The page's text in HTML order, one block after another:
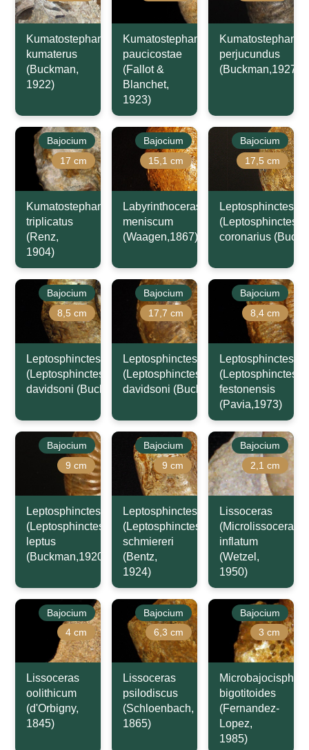
Kumatostephanus
kumaterus
(Buckman,
1922)
Kumatostephanus
paucicostae
(Fallot &
Blanchet,
1923)
Kumatostephanus
perjucundus
(Buckman,1927)
Bajocium
17 cm
Kumatostephanus
triplicatus
(Renz,
1904)
Bajocium
15,1 cm
Labyrinthoceras
meniscum
(Waagen,1867)
Bajocium
17,5 cm
Leptosphinctes
(Leptosphinctes)
coronarius
Bajocium
8,5 cm
Leptosphinctes
(Leptosphinctes)
davidsoni (Buckman,1881)
Bajocium
17,7 cm
Leptosphinctes
(Leptosphinctes)
davidsoni (Buckman,1881)
Bajocium
8,4 cm
Leptosphinctes
(Leptosphinctes)
festonensis
(Pavia,1973)
Bajocium
9 cm
Leptosphinctes
(Leptosphinctes)
leptus
(Buckman,1920)
Bajocium
9 cm
Leptosphinctes
(Leptosphinctes)
schmiereri
(Bentz,
1924)
Bajocium
2,1 cm
Lissoceras
(Microlissoceras)
inflatum
(Wetzel,
1950)
Bajocium
4 cm
Lissoceras
oolithicum
(d'Orbigny,
1845)
Bajocium
6,3 cm
Lissoceras
psilodiscus
(Schloenbach,
1865)
Bajocium
3 cm
bigotitoides
(Fernandez-
Lopez,
1985)